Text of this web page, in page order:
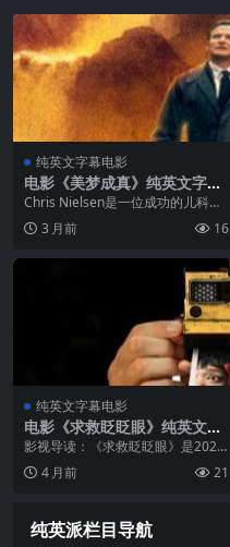
纯英文字幕电影
电影《美梦成真》纯英文字幕
高清MP4下载
Chris Nielsen是一位成功的儿科医
生，与深爱的妻子Annie和两个孩子
过着幸福的生活。然而一场车祸夺
3 月前 16
纯英文字幕电影
电影《求救眨眨眼》纯英文字
幕高清MP4下载
影视导读：《求救眨眨眼》是2024
年最具争议性的心理惊悚片之一，
由佐伊·克拉维茨执导并编剧，查宁·
酒...
4 月前 21
纯英派栏目导航